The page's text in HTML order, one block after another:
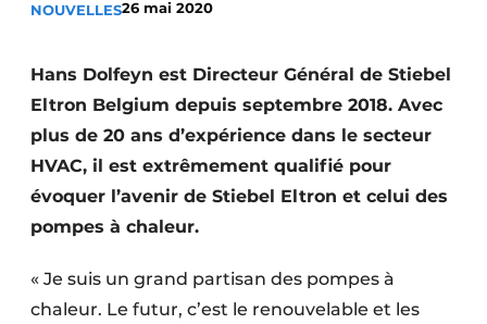
Construction bois
Contrôle d’accès
Fondations
NOUVELLES26 mai 2020
Hans Dolfeyn est Directeur Général de Stiebel
Eltron Belgium depuis septembre 2018. Avec
plus de 20 ans d’expérience dans le secteur
HVAC, il est extrêmement qualifié pour
évoquer l’avenir de Stiebel Eltron et celui des
pompes à chaleur.
« Je suis un grand partisan des pompes à
chaleur. Le futur, c’est le renouvelable et les